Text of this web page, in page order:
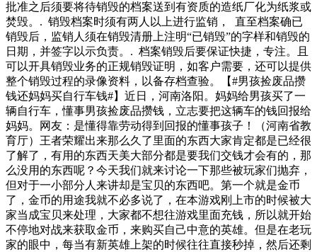
批准之后须要将待销毁的档案送到有资质的造纸厂化为纸浆或
焚毁。. 销毁档案时须有两人以上进行监销， 直至档案确已
销毁后，监销人须在销毁清册上注明“已销毁”的字样和销毁的
日期，并签字以示负责。. 档案销毁后要保证快捷，专注。且
可以开具销毁业务的正规销毁证明，如客户需要，还可以提供
整个销毁过程的录像资料，以备存档查验。【#男孩捡废品攒
钱还妈妈买自行车钱#】近日，河南洛阳。妈妈给男孩买了一
辆自行车，懂事男孩捡废品攒钱，立志要把这辆车的钱回报给
妈妈。网友：是懂得靠劳动得到回报的懂事孩子！（河南省教
育厅）王者荣耀出来那么久了里面的东西大家肯定都是已经很
了解了，有用的东西天美大部分都是要我们交钱才会有的，那
么没用的东西呢？今天我们就来讨论一下那些被玩家们抛弃，
但对于一小部分人来讲却是宝贝的东西吧。第一个就是金币
了，金币的用途我就不必多说了，在本游戏刚上市的时候被大
家当成宝贝来处理，大家都不想往游戏里面充钱，所以就开始
不停地对战来获取金币，来购买自己中意的英雄。但是在老玩
家的眼中，每当有新英雄上架的时候往往直接秒掉，然后还剩